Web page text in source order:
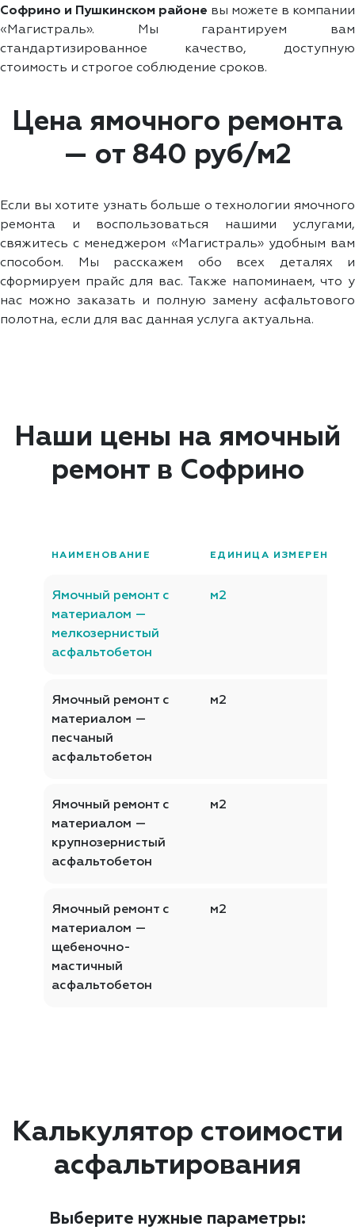
Софрино и Пушкинском районе вы можете в компании
«Магистраль». Мы гарантируем вам
стандартизированное качество, доступную
стоимость и строгое соблюдение сроков.
Цена ямочного ремонта
— от 840 руб/м2
Если вы хотите узнать больше о технологии ямочного
ремонта и воспользоваться нашими услугами,
свяжитесь с менеджером «Магистраль» удобным вам
способом. Мы расскажем обо всех деталях и
сформируем прайс для вас. Также напоминаем, что у
нас можно заказать и полную замену асфальтового
полотна, если для вас данная услуга актуальна.
Наши цены на ямочный
ремонт в Софрино
НАИМЕНОВАНИЕ ЕДИНИЦА ИЗМЕРЕНИЯ
Ямочный ремонт с
материалом —
мелкозернистый
асфальтобетон
м2
Ямочный ремонт с
материалом —
песчаный
асфальтобетон
м2
Ямочный ремонт с
материалом —
крупнозернистый
асфальтобетон
м2
Ямочный ремонт с
материалом —
щебеночно-
мастичный
асфальтобетон
м2
Калькулятор стоимости
асфальтирования
Выберите нужные параметры: